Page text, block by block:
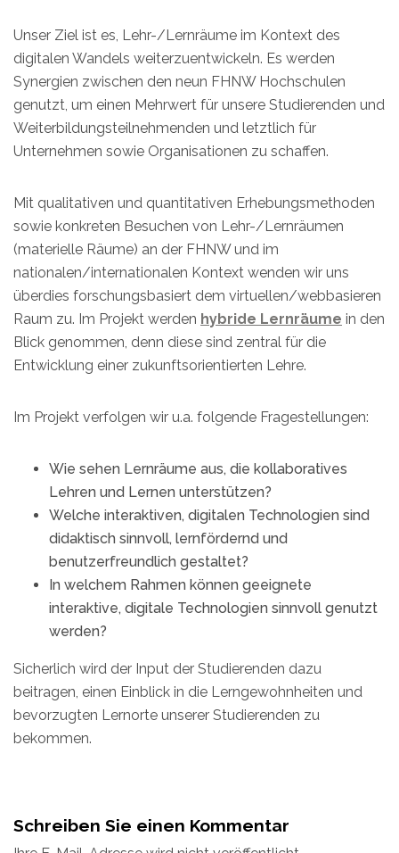
Unser Ziel ist es, Lehr-/Lernräume im Kontext des
digitalen Wandels weiterzuentwickeln. Es werden
Synergien zwischen den neun FHNW Hochschulen
genutzt, um einen Mehrwert für unsere Studierenden und
Weiterbildungsteilnehmenden und letztlich für
Unternehmen sowie Organisationen zu schaffen.
Mit qualitativen und quantitativen Erhebungsmethoden
sowie konkreten Besuchen von Lehr-/Lernräumen
(materielle Räume) an der FHNW und im
nationalen/internationalen Kontext wenden wir uns
überdies forschungsbasiert dem virtuellen/webbasieren
Raum zu. Im Projekt werden hybride Lernräume in den
Blick genommen, denn diese sind zentral für die
Entwicklung einer zukunftsorientierten Lehre.
Im Projekt verfolgen wir u.a. folgende Fragestellungen:
Wie sehen Lernräume aus, die kollaboratives
Lehren und Lernen unterstützen?
Welche interaktiven, digitalen Technologien sind
didaktisch sinnvoll, lernfördernd und
benutzerfreundlich gestaltet?
In welchem Rahmen können geeignete
interaktive, digitale Technologien sinnvoll genutzt
werden?
Sicherlich wird der Input der Studierenden dazu
beitragen, einen Einblick in die Lerngewohnheiten und
bevorzugten Lernorte unserer Studierenden zu
bekommen.
Schreiben Sie einen Kommentar